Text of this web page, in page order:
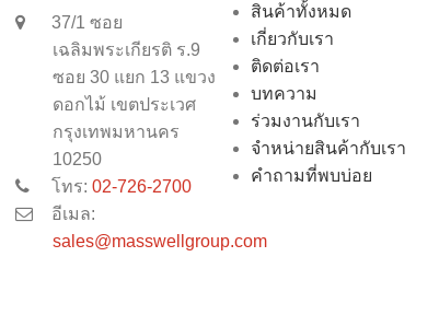
37/1 ซอย
เฉลิมพระเกียรติ ร.9
ซอย 30 แยก 13 แขวง
ดอกไม้ เขตประเวศ
กรุงเทพมหานคร
10250
โทร: 02-726-2700
อีเมล:
sales@masswellgroup.com
สินค้าทั้งหมด
เกี่ยวกับเรา
ติดต่อเรา
บทความ
ร่วมงานกับเรา
จำหน่ายสินค้ากับเรา
คำถามที่พบบ่อย